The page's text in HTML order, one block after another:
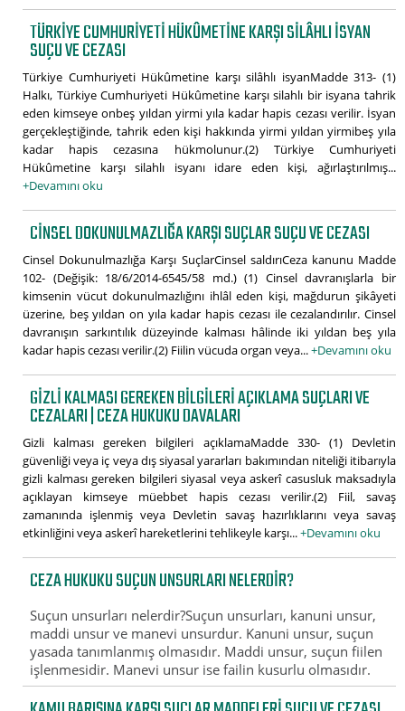
TÜRKIYE CUMHURIYETI HÜKÛMETINE KARŞI SILÂHLI ISYAN
SUÇU VE CEZASI
Türkiye Cumhuriyeti Hükûmetine karşı silâhlı isyanMadde 313- (1)
Halkı, Türkiye Cumhuriyeti Hükûmetine karşı silahlı bir isyana tahrik
eden kimseye onbeş yıldan yirmi yıla kadar hapis cezası verilir. İsyan
gerçekleştiğinde, tahrik eden kişi hakkında yirmi yıldan yirmibeş yıla
kadar hapis cezasına hükmolunur.(2) Türkiye Cumhuriyeti
Hükûmetine karşı silahlı isyanı idare eden kişi, ağırlaştırılmış...
+Devamını oku
CINSEL DOKUNULMAZLIĞA KARŞI SUÇLAR SUÇU VE CEZASI
Cinsel Dokunulmazlığa Karşı SuçlarCinsel saldırıCeza kanunu Madde
102- (Değişik: 18/6/2014-6545/58 md.) (1) Cinsel davranışlarla bir
kimsenin vücut dokunulmazlığını ihlâl eden kişi, mağdurun şikâyeti
üzerine, beş yıldan on yıla kadar hapis cezası ile cezalandırılır. Cinsel
davranışın sarkıntılık düzeyinde kalması hâlinde iki yıldan beş yıla
kadar hapis cezası verilir.(2) Fiilin vücuda organ veya...+Devamını oku
GIZLI KALMASI GEREKEN BILGILERI AÇIKLAMA SUÇLARI VE
CEZALARI | CEZA HUKUKU DAVALARI
Gizli kalması gereken bilgileri açıklamaMadde 330- (1) Devletin
güvenliği veya iç veya dış siyasal yararları bakımından niteliği itibarıyla
gizli kalması gereken bilgileri siyasal veya askerî casusluk maksadıyla
açıklayan kimseye müebbet hapis cezası verilir.(2) Fiil, savaş
zamanında işlenmiş veya Devletin savaş hazırlıklarını veya savaş
etkinliğini veya askerî hareketlerini tehlikeyle karşı...+Devamını oku
CEZA HUKUKU SUÇUN UNSURLARI NELERDIR?
Suçun unsurları nelerdir?Suçun unsurları, kanuni unsur,
maddi unsur ve manevi unsurdur. Kanuni unsur, suçun
yasada tanımlanmış olmasıdır. Maddi unsur, suçun fiilen
işlenmesidir. Manevi unsur ise failin kusurlu olmasıdır.